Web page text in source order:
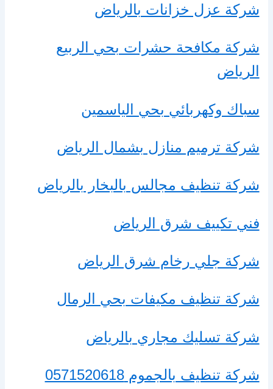
شركة عزل خزانات بالرياض
شركة مكافحة حشرات بحي الربيع
الرياض
سباك وكهربائي بحي الياسمين
شركة ترميم منازل بشمال الرياض
شركة تنظيف مجالس بالبخار بالرياض
فني تكييف شرق الرياض
شركة جلي رخام شرق الرياض
شركة تنظيف مكيفات بحي الرمال
شركة تسليك مجاري بالرياض
شركة تنظيف بالجموم 0571520618